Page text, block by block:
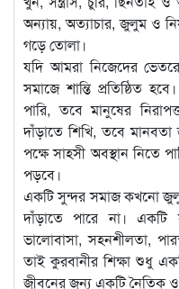
অন্যায়, অত্যাচার, জুলুম ও
গড়ে তোলা।
যদি আমরা নিজেদের
সমাজে শান্তি প্রতিষ্ঠিত
পারি, তবে মানুষের
দাঁড়াতে শিখি, তবে
পক্ষে সাহসী অবস্থান নিতে
পড়বে।
একটি সুন্দর সমাজ কখনো
দাঁড়াতে পারে না। একটি
ভালোবাসা, সহনশীলতা,
তাই কুরবানীর শিক্ষা শুধু
জীবনের জন্য একটি নৈতিক ও